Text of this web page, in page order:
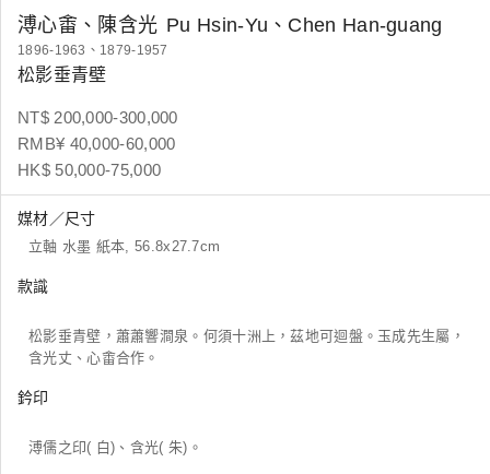
溥心畬、陳含光 Pu Hsin-Yu、Chen Han-guang
1896-1963、1879-1957
松影垂青壁
NT$ 200,000-300,000
RMB¥ 40,000-60,000
HK$ 50,000-75,000
媒材／尺寸
立軸 水墨 紙本, 56.8x27.7cm
款識
松影垂青壁，蕭蕭響澗泉。何須十洲上，茲地可迴盤。玉成先生屬，
含光丈、心畬合作。
鈐印
溥儒之印( 白)、含光( 朱)。